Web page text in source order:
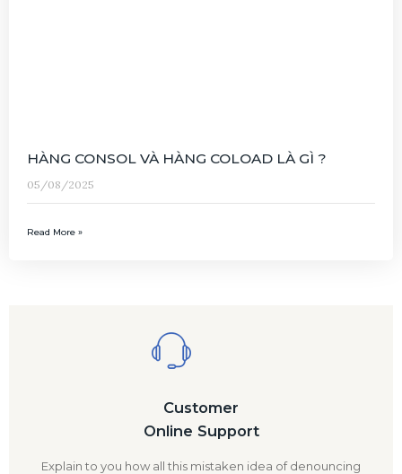
HÀNG CONSOL VÀ HÀNG COLOAD LÀ GÌ ?
05/08/2025
Read More »
Customer
Online Support
Explain to you how all this mistaken idea of denouncing